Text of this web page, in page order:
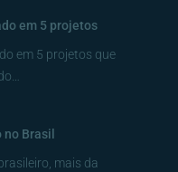
em 5 projetos
em 5 projetos que
Brasil
mais da